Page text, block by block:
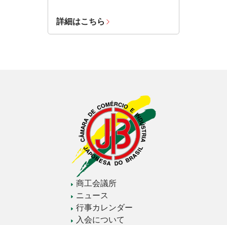
詳細はこちら
商工会議所
ニュース
行事カレンダー
入会について